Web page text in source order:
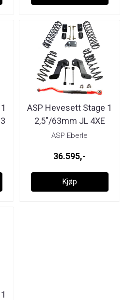
ASP Hevesett Stage 1
2,5"/63mm JL 4XE
Falcon 1.1 ...
ASP Eberle
36.595,-
Kjøp